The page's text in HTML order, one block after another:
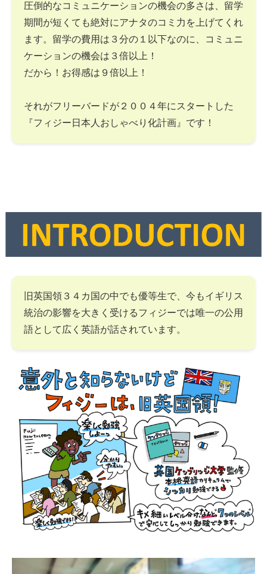
圧倒的なコミュニケーションの機会の多さは、留学
期間が短くても絶対にアナタのコミ力を上げてくれ
ます。留学の費用は３分の１以下なのに、コミュニ
ケーションの機会は３倍以上！
だから！お得感は９倍以上！
それがフリーバードが２００４年にスタートした
『フィジー日本人おしゃべり化計画』です！
旧英国領３４カ国の中でも優等生で、今もイギリス
統治の影響を大きく受けるフィジーでは唯一の公用
語として広く英語が話されています。